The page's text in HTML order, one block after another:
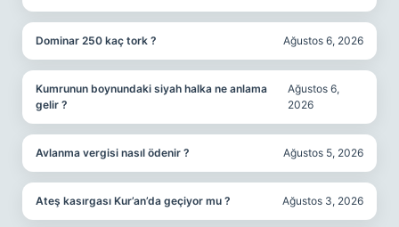
Dominar 250 kaç tork ? Ağustos 6, 2026
Kumrunun boynundaki siyah halka ne anlama
gelir ?
Ağustos 6,
2026
Avlanma vergisi nasıl ödenir ? Ağustos 5, 2026
Ateş kasırgası Kur’an’da geçiyor mu ? Ağustos 3, 2026